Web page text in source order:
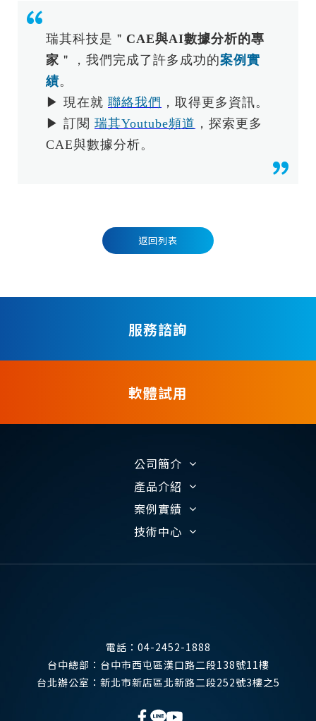
瑞其科技是＂ CAE與AI數據分析的專
家 ＂，我們完成了許多成功的案例實
績。
▶ 現在就 聯絡我們 ，取得更多資訊。
▶ 訂閱 瑞其Youtube頻道 ，探索更多
CAE與數據分析。
返回列表
服務諮詢
軟體試用
公司簡介
產品介紹
案例實績
技術中心
電話： 04-2452-1888
台中總部： 台中市西屯區漢口路二段138號11樓
台北辦公室： 新北市新店區北新路二段252號3樓之5